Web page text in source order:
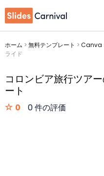
ホーム > 無料テンプレート > Canva
ライド
コロンビア旅行ツア
ート
0 0 件の評価